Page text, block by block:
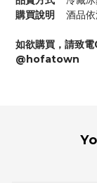
購買說明 酒品依
如欲購買，請致
@hofatown